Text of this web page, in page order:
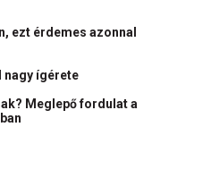
ezt érdemes azonnal
nagy ígérete
Meglepő fordulat a